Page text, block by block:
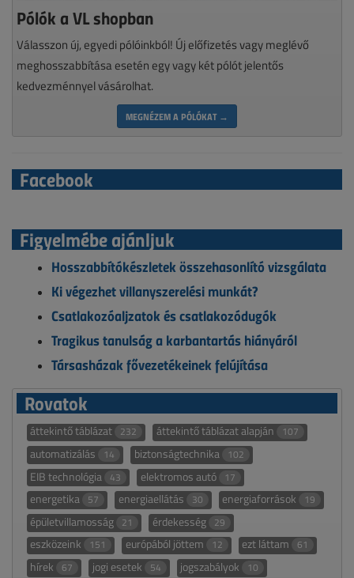
Pólók a VL shopban
Válasszon új, egyedi pólóinkból! Új előfizetés vagy meglévő
meghosszabbítása esetén egy vagy két pólót jelentős
kedvezménnyel vásárolhat.
MEGNÉZEM A PÓLÓKAT →
Facebook
Figyelmébe ajánljuk
Hosszabbítókészletek összehasonlító vizsgálata
Ki végezhet villanyszerelési munkát?
Csatlakozóaljzatok és csatlakozódugók
Tragikus tanulság a karbantartás hiányáról
Társasházak fővezetékeinek felújítása
Rovatok
áttekintő táblázat 232 áttekintő táblázat alapján 107
automatizálás 14 biztonságtechnika 102
EIB technológia 43 elektromos autó 17
energetika 57 energiaellátás 30 energiaforrások 19
épületvillamosság 21 érdekesség 29
eszközeink 151 európából jöttem 12 ezt láttam 61
hírek 67 jogi esetek 54 jogszabályok 10